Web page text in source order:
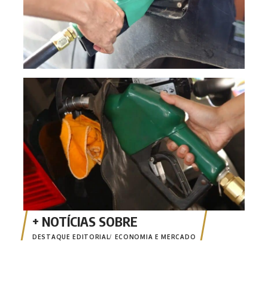
DESTAQUE EDITORIAL ECONOMIA E MERCADO